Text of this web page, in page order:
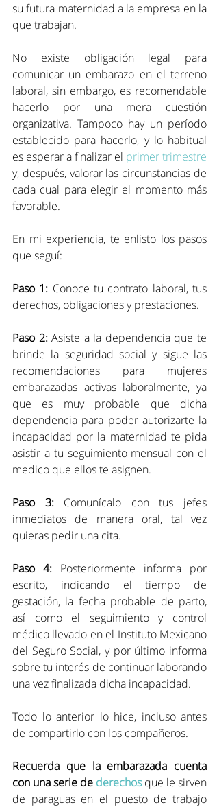
su futura maternidad a la empresa en la
que trabajan.
No existe obligación legal para
comunicar un embarazo en el terreno
laboral, sin embargo, es recomendable
hacerlo por una mera cuestión
organizativa. Tampoco hay un período
establecido para hacerlo, y lo habitual
es esperar a finalizar el primer trimestre
y, después, valorar las circunstancias de
cada cual para elegir el momento más
favorable.
En mi experiencia, te enlisto los pasos
que seguí:
Paso 1: Conoce tu contrato laboral, tus
derechos, obligaciones y prestaciones.
Paso 2: Asiste a la dependencia que te
brinde la seguridad social y sigue las
recomendaciones para mujeres
embarazadas activas laboralmente, ya
que es muy probable que dicha
dependencia para poder autorizarte la
incapacidad por la maternidad te pida
asistir a tu seguimiento mensual con el
medico que ellos te asignen.
Paso 3: Comunícalo con tus jefes
inmediatos de manera oral, tal vez
quieras pedir una cita.
Paso 4: Posteriormente informa por
escrito, indicando el tiempo de
gestación, la fecha probable de parto,
así como el seguimiento y control
médico llevado en el Instituto Mexicano
del Seguro Social, y por último informa
sobre tu interés de continuar laborando
una vez finalizada dicha incapacidad.
Todo lo anterior lo hice, incluso antes
de compartirlo con los compañeros.
Recuerda que la embarazada cuenta
con una serie de derechos que le sirven
de paraguas en el puesto de trabajo